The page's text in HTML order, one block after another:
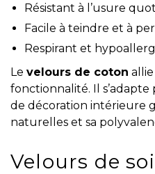
Résistant à l’usure
Facile à teindre et à
Respirant et
Le velours de coton
fonctionnalité. Il
de décoration intérieure
naturelles et sa
Velours de